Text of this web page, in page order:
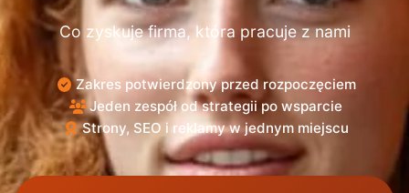
Co zyskuje firma, która pracuje z nami
Zakres potwierdzony przed rozpoczęciem
Jeden zespół od strategii po wsparcie
Strony, SEO i reklamy w jednym miejscu